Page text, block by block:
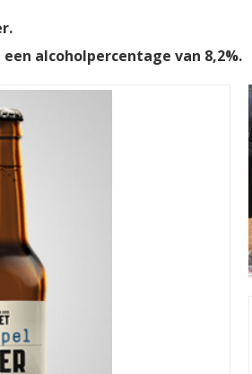
alcoholpercentage van 8,2%.